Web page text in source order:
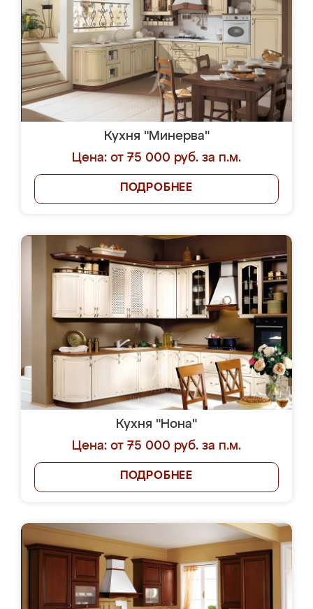
Кухня "Минерва"
Цена: от 75 000 руб. за п.м.
ПОДРОБНЕЕ
Кухня "Нона"
Цена: от 75 000 руб. за п.м.
ПОДРОБНЕЕ